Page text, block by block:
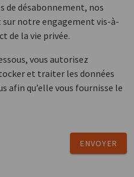
de désabonnement, nos
notre engagement vis-à-
de la vie privée.
vous autorisez
et traiter les données
afin qu’elle vous fournisse le
ENVOYER